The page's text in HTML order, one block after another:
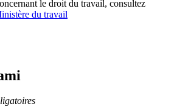
le droit du travail, consultez
du travail